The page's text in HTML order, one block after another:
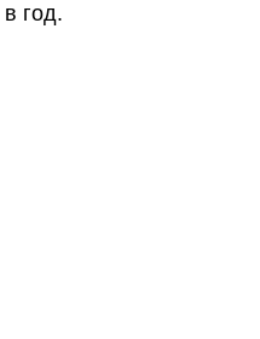
год.